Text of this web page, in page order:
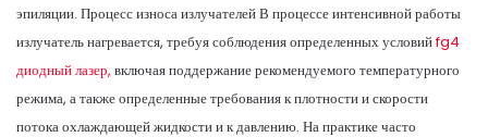
эпиляции. Процесс износа излучателей В процессе интенсивной работы
излучатель нагревается, требуя соблюдения определенных условийfg4
диодный лазер, включая поддержание рекомендуемого температурного
режима, а также определенные требования к плотности и скорости
потока охлаждающей жидкости и к давлению. На практике часто